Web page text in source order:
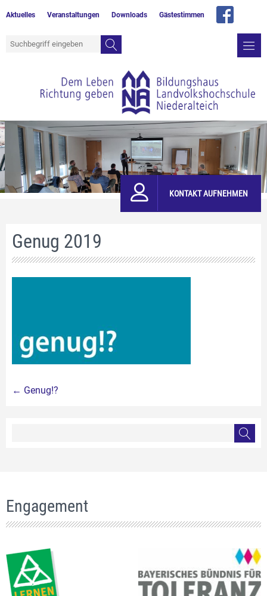
Aktuelles Veranstaltungen Downloads Gästestimmen
KONTAKT AUFNEHMEN
Genug 2019
Beitragsnavigation
← Genug!?
Engagement